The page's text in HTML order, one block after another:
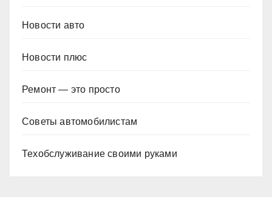
Новости авто
Новости плюс
Ремонт — это просто
Советы автомобилистам
Техобслуживание своими руками